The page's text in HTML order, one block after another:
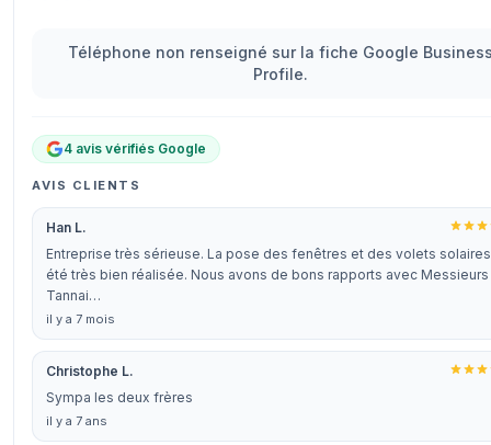
Téléphone non renseigné sur la fiche Google
Profile.
4 avis vérifiés Google
AVIS CLIENTS
Han L.
Entreprise très sérieuse. La pose des fenêtres et des volets
été très bien réalisée. Nous avons de bons rapports avec Messieurs
Tannai…
il y a 7 mois
Christophe L.
Sympa les deux frères
il y a 7 ans